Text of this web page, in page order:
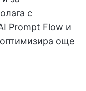
с
Prompt Flow и
оптимизира още